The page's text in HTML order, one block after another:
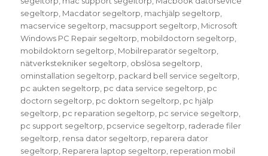
segeltorp Macdator segeltorp machjälp segeltorp
macservice segeltorp macsupport segeltorp Microsoft
Windows PC Repair segeltorp mobildoctorn segeltorp
mobildoktorn segeltorp Mobilreparatör segeltorp
nätverkstekniker segeltorp obslösa segeltorp
ominstallation segeltorp packard bell service segeltorp
pc aukten segeltorp pc data service segeltorp pc
doctorn segeltorp pc doktorn segeltorp pc hjälp
segeltorp pc reparation segeltorp pc service segeltorp
pc support segeltorp pcservice segeltorp raderade filer
segeltorp rensa dator segeltorp reparera dator
segeltorp Reparera laptop segeltorp reperation mobil